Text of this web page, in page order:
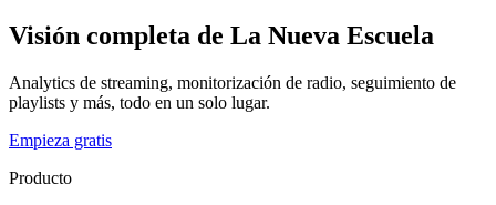
Visión completa de La Nueva Escuela
Analytics de streaming, monitorización de radio, seguimiento de
playlists y más, todo en un solo lugar.
Empieza gratis
Producto